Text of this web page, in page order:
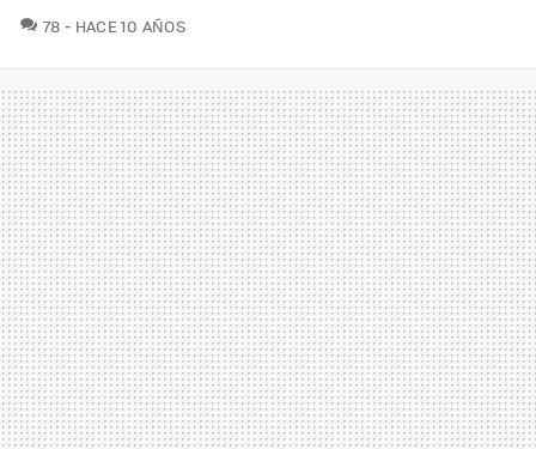
78 COMENTARIOS
HACE 10 AÑOS